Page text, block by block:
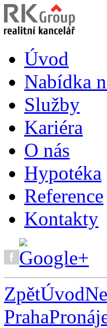
Úvod
Nabídka
Služby
Kariéra
O nás
Hypotéka
Reference
Kontakty
ZpětÚvod
Praha